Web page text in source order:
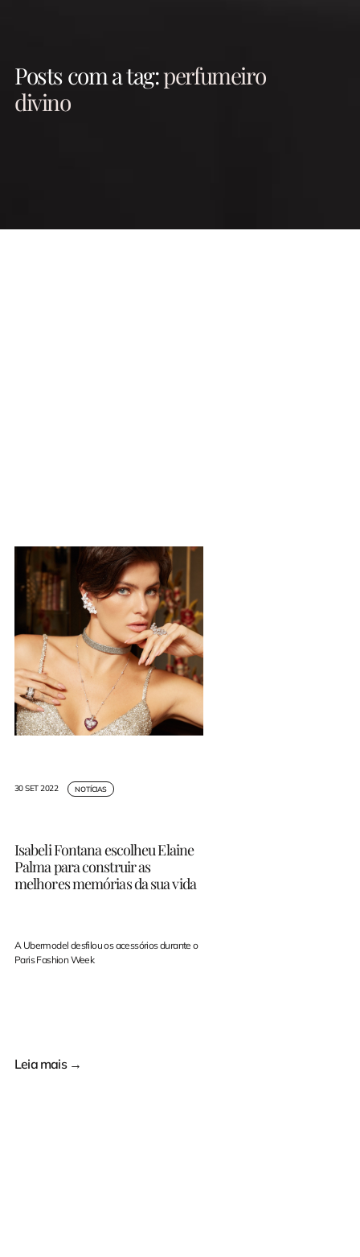
Posts com a tag:perfumeiro
divino
30 SET 2022 NOTÍCIAS
Isabeli Fontana escolheu Elaine
Palma para construir as
melhores memórias da sua vida
A Ubermodel desfilou os acessórios durante o
Paris Fashion Week
Leia mais →